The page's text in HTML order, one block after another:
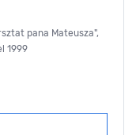
pana Mateusza",
1999